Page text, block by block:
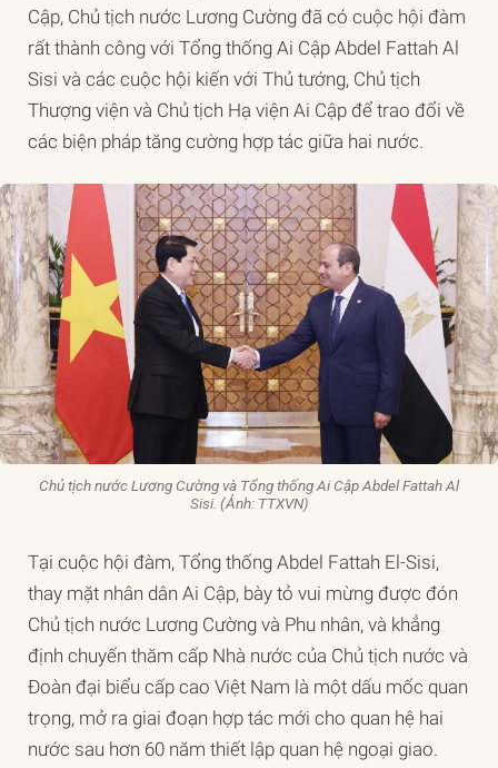
Cập, Chủ tịch nước Lương Cường đã có cuộc hội đàm
rất thành công với Tổng thống Ai Cập Abdel Fattah Al
Sisi và các cuộc hội kiến với Thủ tướng, Chủ tịch
Thượng viện và Chủ tịch Hạ viện Ai Cập để trao đổi về
các biện pháp tăng cường hợp tác giữa hai nước.
Chủ tịch nước Lương Cường và Tổng thống Ai Cập Abdel Fattah Al
Sisi. (Ảnh: TTXVN)
Tại cuộc hội đàm, Tổng thống Abdel Fattah El-Sisi,
thay mặt nhân dân Ai Cập, bày tỏ vui mừng được đón
Chủ tịch nước Lương Cường và Phu nhân, và khẳng
định chuyến thăm cấp Nhà nước của Chủ tịch nước và
Đoàn đại biểu cấp cao Việt Nam là một dấu mốc quan
trọng, mở ra giai đoạn hợp tác mới cho quan hệ hai
nước sau hơn 60 năm thiết lập quan hệ ngoại giao.